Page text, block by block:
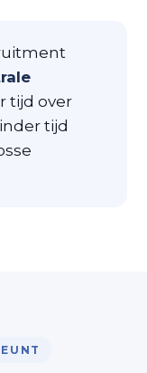
tijd over
tijd